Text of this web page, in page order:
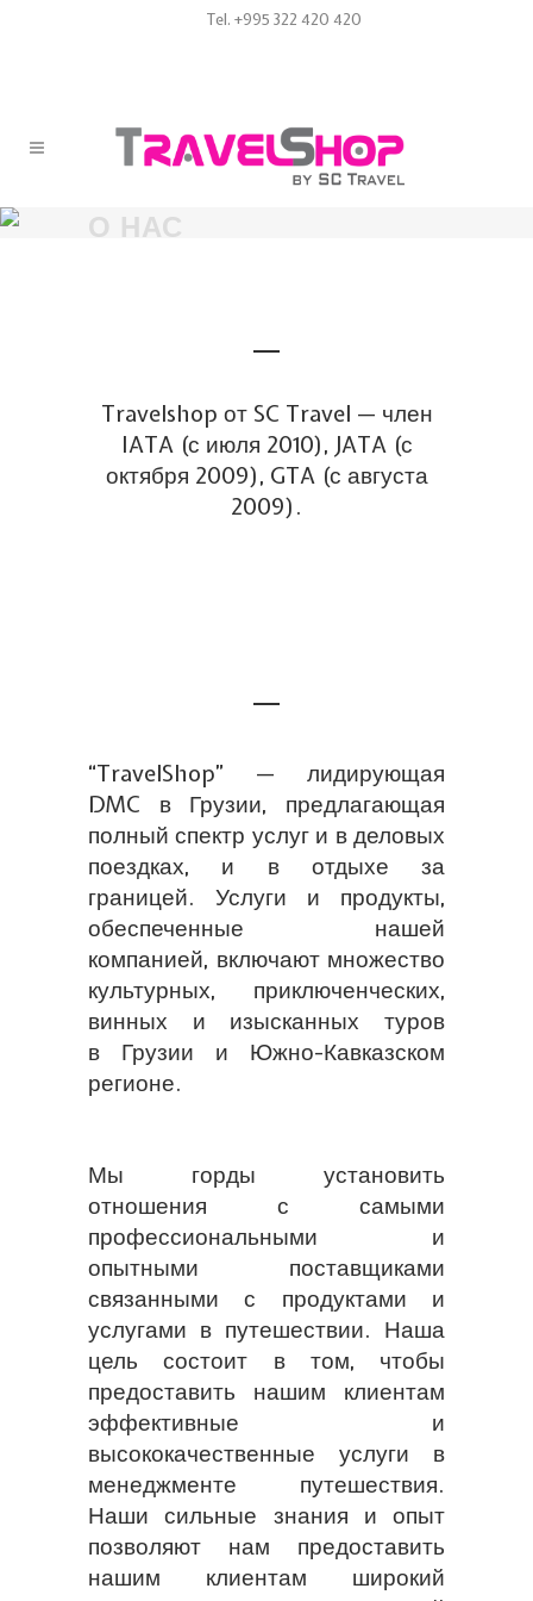
Tel. +995 322 420 420
О НАС
Travelshop от SC Travel — член
IATA (с июля 2010), JATA (с
октября 2009), GTA (с августа
2009).
“TravelShop” — лидирующая
DMC в Грузии, предлагающая
полный спектр услуг и в деловых
поездках, и в отдыхе за
границей. Услуги и продукты,
обеспеченные нашей
компанией, включают множество
культурных, приключенческих,
винных и изысканных туров
в Грузии и Южно-Кавказском
регионе.
Мы горды установить
отношения с самыми
профессиональными и
опытными поставщиками
связанными с продуктами и
услугами в путешествии. Наша
цель состоит в том, чтобы
предоставить нашим клиентам
эффективные и
высококачественные услуги в
менеджменте путешествия.
Наши сильные знания и опыт
позволяют нам предоставить
нашим клиентам широкий